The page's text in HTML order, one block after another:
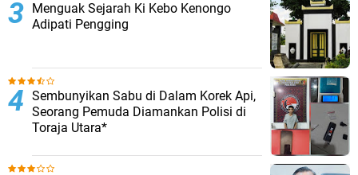
Menguak Sejarah Ki Kebo Kenongo
Adipati Pengging
Sembunyikan Sabu di Dalam Korek Api,
Seorang Pemuda Diamankan Polisi di
Toraja Utara*